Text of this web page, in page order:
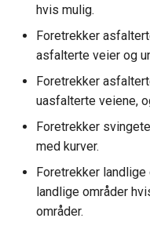
hvis mulig.
Foretrekker
asfalterte veier og
Foretrekker
uasfalterte veiene,
Foretrekker
med kurver.
Foretrekker
landlige områder
områder.